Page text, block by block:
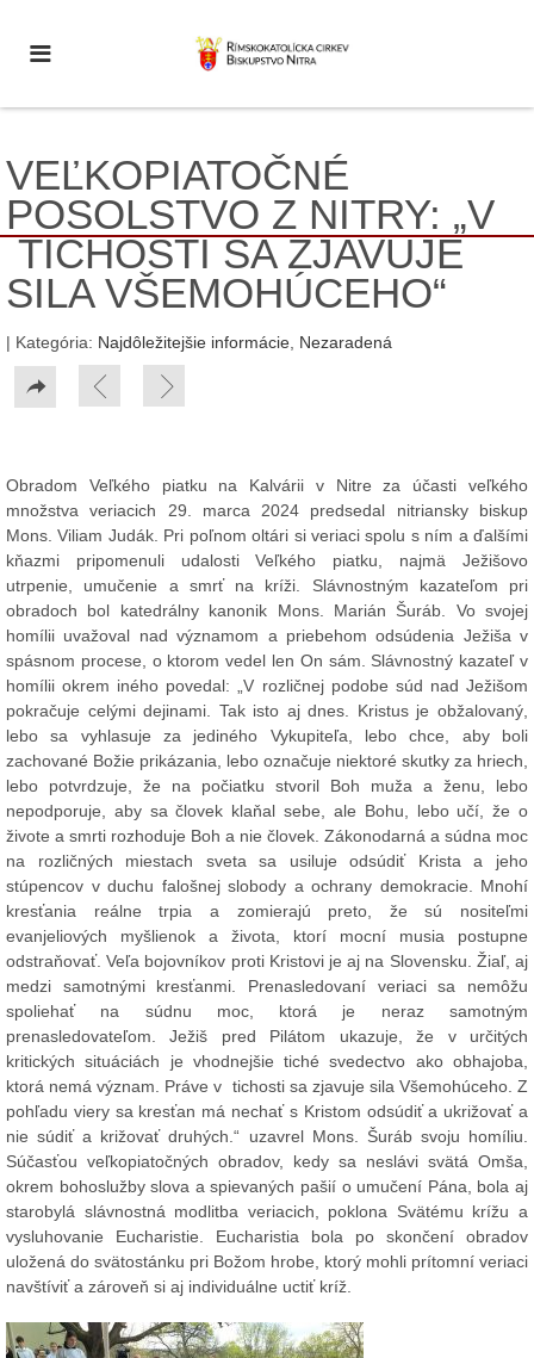
VEĽKOPIATOČNÉ
POSOLSTVO Z NITRY: „V
TICHOSTI SA ZJAVUJE
SILA VŠEMOHÚCEHO“
| Kategória: Najdôležitejšie informácie Nezaradená
Obradom Veľkého piatku na Kalvárii v Nitre za účasti veľkého
množstva veriacich 29. marca 2024 predsedal nitriansky biskup
Mons. Viliam Judák. Pri poľnom oltári si veriaci spolu s ním a ďalšími
kňazmi pripomenuli udalosti Veľkého piatku, najmä Ježišovo
utrpenie, umučenie a smrť na kríži. Slávnostným kazateľom pri
obradoch bol katedrálny kanonik Mons. Marián Šuráb. Vo svojej
homílii uvažoval nad významom a priebehom odsúdenia Ježiša v
spásnom procese, o ktorom vedel len On sám. Slávnostný kazateľ v
homílii okrem iného povedal: „V rozličnej podobe súd nad Ježišom
pokračuje celými dejinami. Tak isto aj dnes. Kristus je obžalovaný,
lebo sa vyhlasuje za jediného Vykupiteľa, lebo chce, aby boli
zachované Božie prikázania, lebo označuje niektoré skutky za hriech,
lebo potvrdzuje, že na počiatku stvoril Boh muža a ženu, lebo
nepodporuje, aby sa človek klaňal sebe, ale Bohu, lebo učí, že o
živote a smrti rozhoduje Boh a nie človek. Zákonodarná a súdna moc
na rozličných miestach sveta sa usiluje odsúdiť Krista a jeho
stúpencov v duchu falošnej slobody a ochrany demokracie. Mnohí
kresťania reálne trpia a zomierajú preto, že sú nositeľmi
evanjeliových myšlienok a života, ktorí mocní musia postupne
odstraňovať. Veľa bojovníkov proti Kristovi je aj na Slovensku. Žiaľ, aj
medzi samotnými kresťanmi. Prenasledovaní veriaci sa nemôžu
spoliehať na súdnu moc, ktorá je neraz samotným
prenasledovateľom. Ježiš pred Pilátom ukazuje, že v určitých
kritických situáciách je vhodnejšie tiché svedectvo ako obhajoba,
ktorá nemá význam. Práve v tichosti sa zjavuje sila Všemohúceho. Z
pohľadu viery sa kresťan má nechať s Kristom odsúdiť a ukrižovať a
nie súdiť a križovať druhých.“ uzavrel Mons. Šuráb svoju homíliu.
Súčasťou veľkopiatočných obradov, kedy sa neslávi svätá Omša,
okrem bohoslužby slova a spievaných pašií o umučení Pána, bola aj
starobylá slávnostná modlitba veriacich, poklona Svätému krížu a
vysluhovanie Eucharistie. Eucharistia bola po skončení obradov
uložená do svätostánku pri Božom hrobe, ktorý mohli prítomní veriaci
navštíviť a zároveň si aj individuálne uctiť kríž.